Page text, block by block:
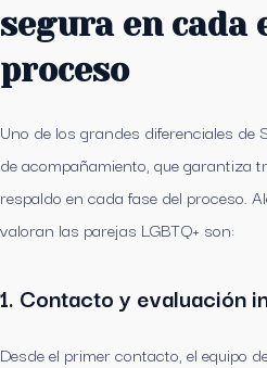
segura en cada
proceso
Uno de los grandes diferenciales de
de acompañamiento, que garantiza
respaldo en cada fase del proceso.
valoran las parejas LGBTQ+ son:
1. Contacto y evaluación
Desde el primer contacto, el equipo